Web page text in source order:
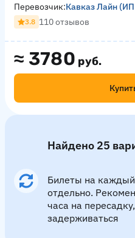
≈ 3780 руб.
Перевозчик:Кавказ Лайн
3.8 110 отзывов
Найдено 25
Билеты на
отдельно.
часа на
задерживаться